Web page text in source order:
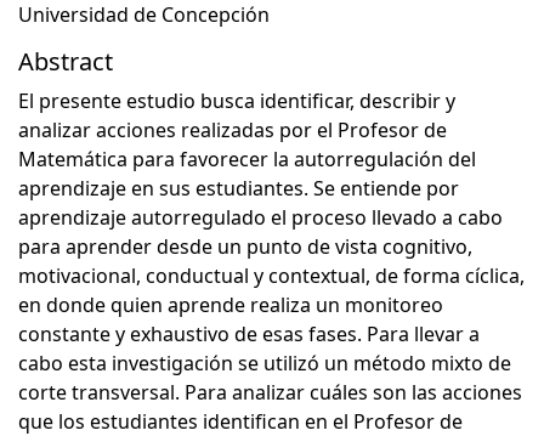
Universidad de Concepción
Abstract
El presente estudio busca identificar, describir y
analizar acciones realizadas por el Profesor de
Matemática para favorecer la autorregulación del
aprendizaje en sus estudiantes. Se entiende por
aprendizaje autorregulado el proceso llevado a cabo
para aprender desde un punto de vista cognitivo,
motivacional, conductual y contextual, de forma cíclica,
en donde quien aprende realiza un monitoreo
constante y exhaustivo de esas fases. Para llevar a
cabo esta investigación se utilizó un método mixto de
corte transversal. Para analizar cuáles son las acciones
que los estudiantes identifican en el Profesor de